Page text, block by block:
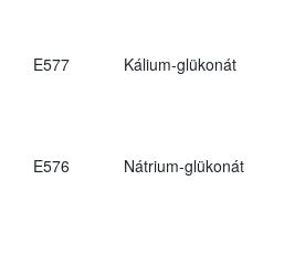
E577 Kálium-glükonát
E576 Nátrium-glükonát